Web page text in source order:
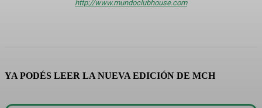
http://www.mundoclubhouse.com
YA PODÉS LEER LA NUEVA EDICIÓN DE MCH